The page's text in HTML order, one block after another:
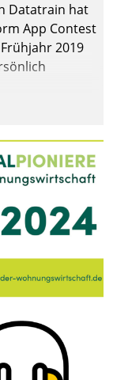
Datatrain hat
App Contest
2019